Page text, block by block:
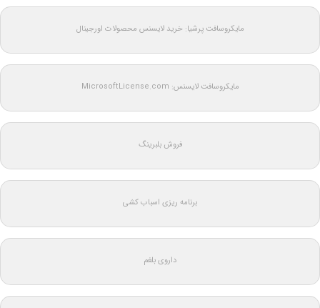
مایکروسافت پرشیا: خرید لایسنس محصولات اورجینال
مایکروسافت لایسنس: MicrosoftLicense.com
فروش بلبرینگ
برنامه ریزی اسباب کشی
داروی بلغم